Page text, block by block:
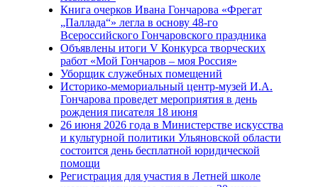
Книга очерков Ивана Гончарова «Фрегат
„Паллада“» легла в основу 48-го
Всероссийского Гончаровского праздника
Объявлены итоги V Конкурса творческих
работ «Мой Гончаров – моя Россия»
Уборщик служебных помещений
Историко-мемориальный центр-музей И.А.
Гончарова проведет мероприятия в день
рождения писателя 18 июня
26 июня 2026 года в Министерстве искусства
и культурной политики Ульяновской области
состоится день бесплатной юридической
помощи
Регистрация для участия в Летней школе